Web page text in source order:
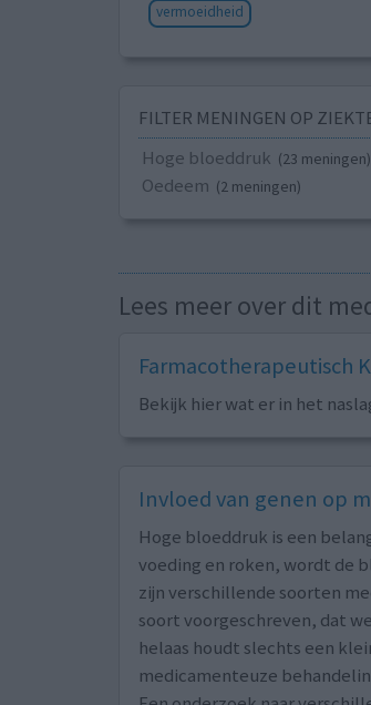
vermoeidheid
FILTER MENINGEN OP
Hoge bloeddruk (23 meningen)
Oedeem (2 meningen)
Lees meer over dit
Farmacotherapeutisch
Bekijk hier wat er in het
Invloed van genen op
Hoge bloeddruk is een
voeding en roken, wordt de
zijn verschillende soorten
soort voorgeschreven, dat
helaas houdt slechts een
medicamenteuze